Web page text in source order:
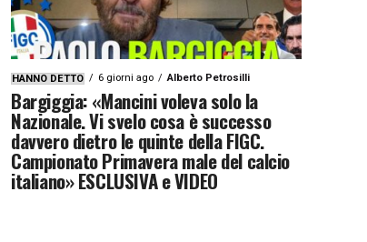
HANNO DETTO 6 giorni ago Alberto Petrosilli
Bargiggia: «Mancini voleva solo la
Nazionale. Vi svelo cosa è successo
davvero dietro le quinte della FIGC.
Campionato Primavera male del calcio
italiano» ESCLUSIVA e VIDEO